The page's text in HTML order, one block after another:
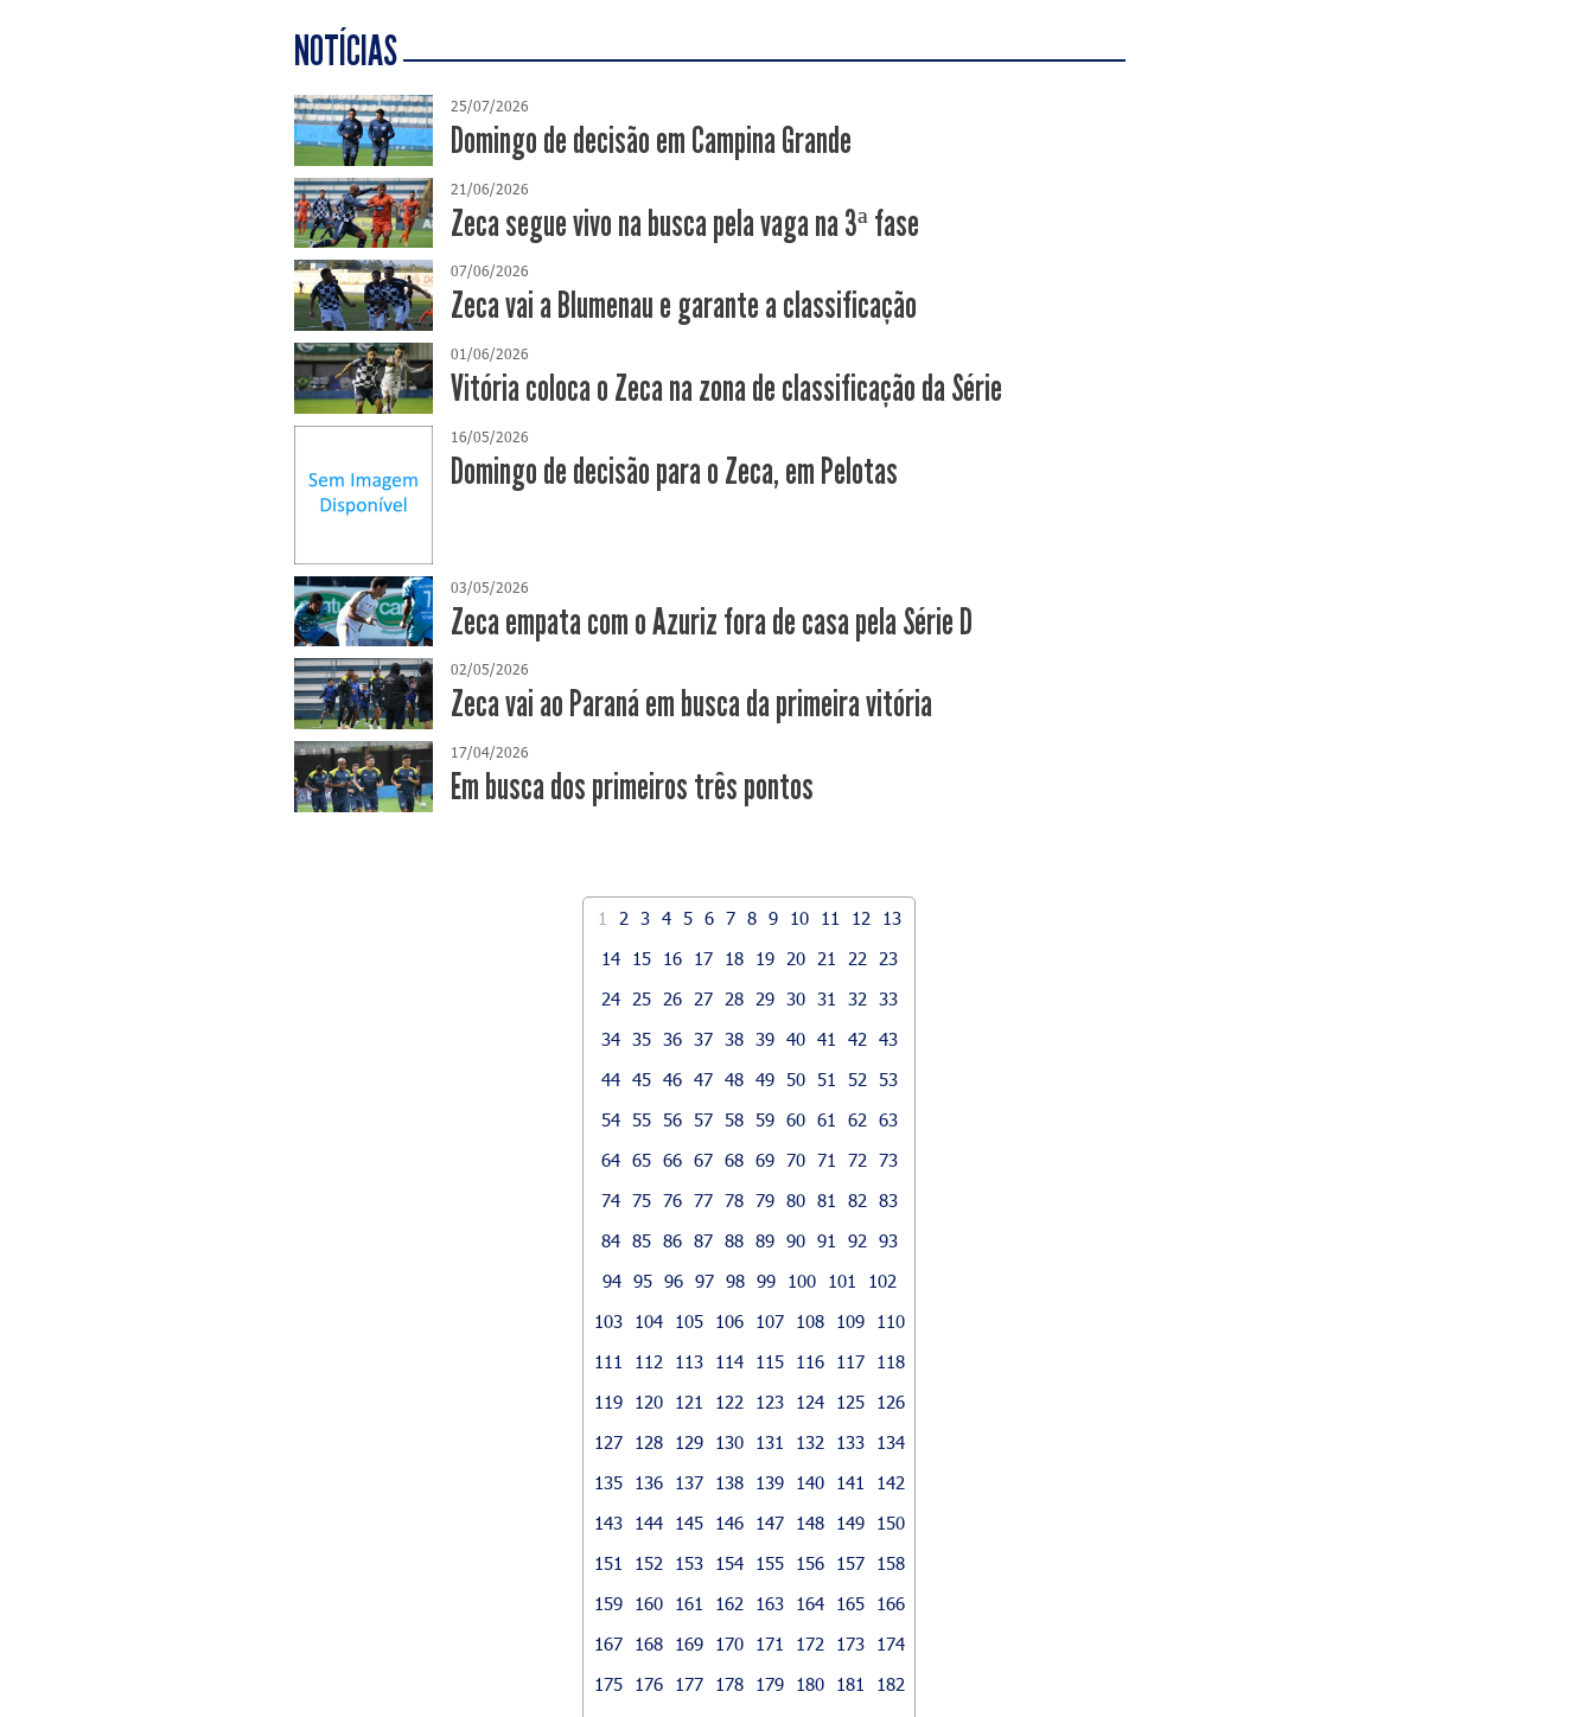
NOTÍCIAS
25/07/2026
Domingo de decisão em Campina Grande
21/06/2026
Zeca segue vivo na busca pela vaga na 3ª fase
07/06/2026
Zeca vai a Blumenau e garante a classificação
01/06/2026
Vitória coloca o Zeca na zona de classificação da Série
16/05/2026
Domingo de decisão para o Zeca, em Pelotas
03/05/2026
Zeca empata com o Azuriz fora de casa pela Série D
02/05/2026
Zeca vai ao Paraná em busca da primeira vitória
17/04/2026
​Em busca dos primeiros três pontos
1 2 3 4 5 6 7 8 9 10 11 12
13
14
15 16 17 18 19 20 21 22
23
24
25 26 27 28 29 30 31 32
33
34 35 36 37 38 39 40 41 42
43
44 45 46 47 48 49 50 51 52
53
54 55 56 57 58 59 60 61 62
63
64 65 66 67 68 69 70 71 72
73
74 75 76 77 78 79 80 81 82
83
84 85 86 87 88 89 90 91 92
93
94 95 96 97 98 99 100 101
102
103
104 105 106 107 108 109
110
111
112 113 114 115 116 117
118
119
120 121 122 123 124 125
126
127
128 129 130 131 132 133
134
135
136 137 138 139 140 141
142
143
144 145 146 147 148 149
150
151
152 153 154 155 156 157
158
159
160 161 162 163 164 165
166
167
168 169 170 171 172 173
174
175
176 177 178 179 180 181
182